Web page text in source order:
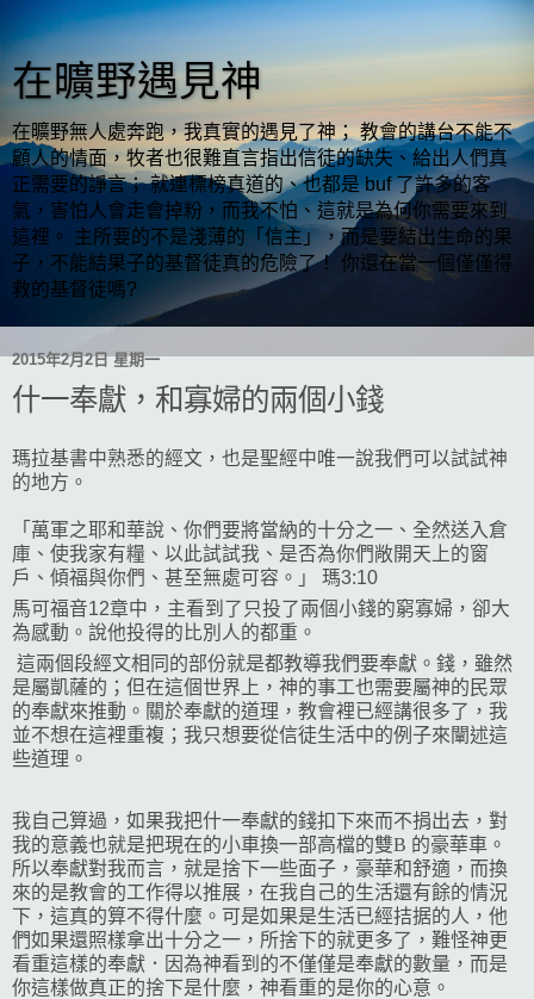
在曠野遇見神
在曠野無人處奔跑，我真實的遇見了神； 教會的講台不能不
顧人的情面，牧者也很難直言指出信徒的缺失、給出人們真
正需要的諍言； 就連標榜真道的、也都是 buf 了許多的客
氣，害怕人會走會掉粉，而我不怕、這就是為何你需要來到
這裡。 主所要的不是淺薄的「信主」，而是要結出生命的果
子，不能結果子的基督徒真的危險了！ 你還在當一個僅僅得
救的基督徒嗎?
2015年2月2日 星期一
什一奉獻，和寡婦的兩個小錢
瑪拉基書中熟悉的經文，也是聖經中唯一說我們可以試試神
的地方。
「萬軍之耶和華說、你們要將當納的十分之一、全然送入倉
庫、使我家有糧、以此試試我、是否為你們敞開天上的窗
戶、傾福與你們、甚至無處可容。」 瑪3:10
馬可福音12章中，主看到了只投了兩個小錢的窮寡婦，卻大
為感動。說他投得的比別人的都重。
這兩個段經文相同的部份就是都教導我們要奉獻。錢，雖然
是屬凱薩的；但在這個世界上，神的事工也需要屬神的民眾
的奉獻來推動。關於奉獻的道理，教會裡已經講很多了，我
並不想在這裡重複；我只想要從信徒生活中的例子來闡述這
些道理。
我自己算過，如果我把什一奉獻的錢扣下來而不捐出去，對
我的意義也就是把現在的小車換一部高檔的雙B 的豪華車。
所以奉獻對我而言，就是捨下一些面子，豪華和舒適，而換
來的是教會的工作得以推展，在我自己的生活還有餘的情況
下， 這真的算不得什麼 。可是如果是生活已經拮据的人，他
們如果還照樣拿出十分之一，所捨下的就更多了，難怪神更
看重這樣的奉獻．因為神看到的不僅僅是奉獻的數量，而是
你這樣做真正的捨下是什麼，神看重的是你的心意。